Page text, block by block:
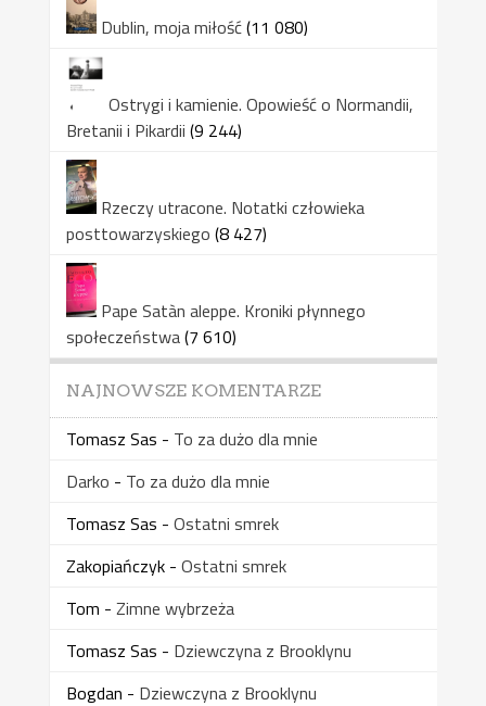
Dublin, moja miłość(11 080)
Ostrygi i kamienie. Opowieść o Normandii,
Bretanii i Pikardii (9 244)
Rzeczy utracone. Notatki człowieka
posttowarzyskiego (8 427)
Pape Satàn aleppe. Kroniki płynnego
społeczeństwa(7 610)
NAJNOWSZE KOMENTARZE
Tomasz Sas - To za dużo dla mnie
Darko - To za dużo dla mnie
Tomasz Sas - Ostatni smrek
Zakopiańczyk- Ostatni smrek
Tom - Zimne wybrzeża
Tomasz Sas - Dziewczyna z Brooklynu
Bogdan - Dziewczyna z Brooklynu